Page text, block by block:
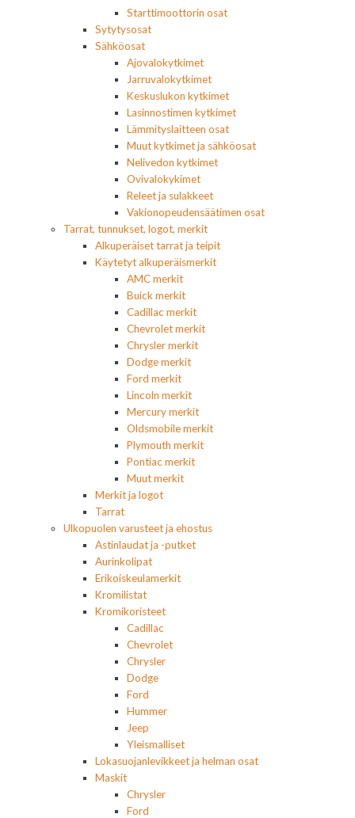
Starttimoottorin osat
Sytytysosat
Sähköosat
Ajovalokytkimet
Jarruvalokytkimet
Keskuslukon kytkimet
Lasinnostimen kytkimet
Lämmityslaitteen osat
Muut kytkimet ja sähköosat
Nelivedon kytkimet
Ovivalokykimet
Releet ja sulakkeet
Vakionopeudensäätimen osat
Tarrat, tunnukset, logot, merkit
Alkuperäiset tarrat ja teipit
Käytetyt alkuperäismerkit
AMC merkit
Buick merkit
Cadillac merkit
Chevrolet merkit
Chrysler merkit
Dodge merkit
Ford merkit
Lincoln merkit
Mercury merkit
Oldsmobile merkit
Plymouth merkit
Pontiac merkit
Muut merkit
Merkit ja logot
Tarrat
Ulkopuolen varusteet ja ehostus
Astinlaudat ja -putket
Aurinkolipat
Erikoiskeulamerkit
Kromilistat
Kromikoristeet
Cadillac
Chevrolet
Chrysler
Dodge
Ford
Hummer
Jeep
Yleismalliset
Lokasuojanlevikkeet ja helman osat
Maskit
Chrysler
Ford